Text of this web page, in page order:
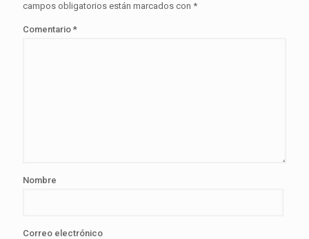
campos obligatorios están marcados con *
Comentario *
Nombre
Correo electrónico